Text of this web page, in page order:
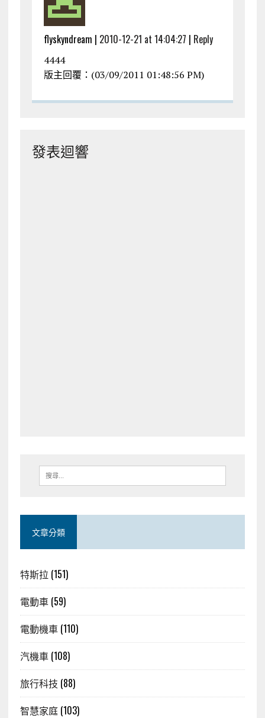
flyskyndream | 2010-12-21 at 14:04:27 | Reply
4444
版主回覆：(03/09/2011 01:48:56 PM)
發表迴響
文章分類
特斯拉 (151)
電動車(59)
電動機車(110)
汽機車(108)
旅行科技 (88)
智慧家庭(103)